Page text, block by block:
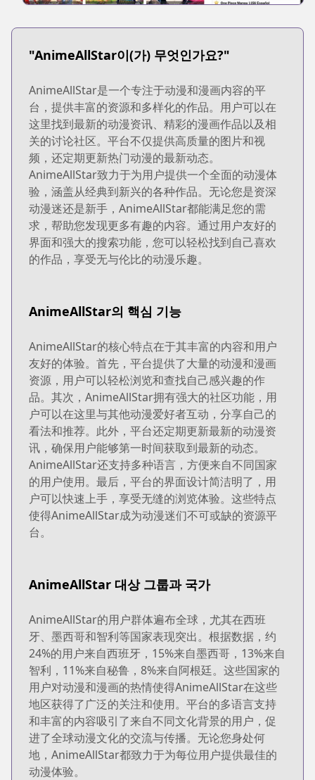
"AnimeAllStar이(가) 무엇인가요?"
AnimeAllStar是一个专注于动漫和漫画内容的平
台，提供丰富的资源和多样化的作品。用户可以在
这里找到最新的动漫资讯、精彩的漫画作品以及相
关的讨论社区。平台不仅提供高质量的图片和视
频，还定期更新热门动漫的最新动态。
AnimeAllStar致力于为用户提供一个全面的动漫体
验，涵盖从经典到新兴的各种作品。无论您是资深
动漫迷还是新手，AnimeAllStar都能满足您的需
求，帮助您发现更多有趣的内容。通过用户友好的
界面和强大的搜索功能，您可以轻松找到自己喜欢
的作品，享受无与伦比的动漫乐趣。
AnimeAllStar의 핵심 기능
AnimeAllStar的核心特点在于其丰富的内容和用户
友好的体验。首先，平台提供了大量的动漫和漫画
资源，用户可以轻松浏览和查找自己感兴趣的作
品。其次，AnimeAllStar拥有强大的社区功能，用
户可以在这里与其他动漫爱好者互动，分享自己的
看法和推荐。此外，平台还定期更新最新的动漫资
讯，确保用户能够第一时间获取到最新的动态。
AnimeAllStar还支持多种语言，方便来自不同国家
的用户使用。最后，平台的界面设计简洁明了，用
户可以快速上手，享受无缝的浏览体验。这些特点
使得AnimeAllStar成为动漫迷们不可或缺的资源平
台。
AnimeAllStar 대상 그룹과 국가
AnimeAllStar的用户群体遍布全球，尤其在西班
牙、墨西哥和智利等国家表现突出。根据数据，约
24%的用户来自西班牙，15%来自墨西哥，13%来自
智利，11%来自秘鲁，8%来自阿根廷。这些国家的
用户对动漫和漫画的热情使得AnimeAllStar在这些
地区获得了广泛的关注和使用。平台的多语言支持
和丰富的内容吸引了来自不同文化背景的用户，促
进了全球动漫文化的交流与传播。无论您身处何
地，AnimeAllStar都致力于为每位用户提供最佳的
动漫体验。